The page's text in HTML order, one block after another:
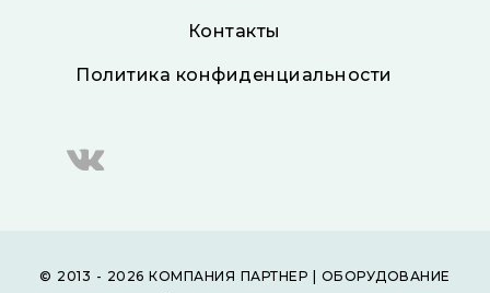
Контакты
Политика конфиденциальности
© 2013 - 2026 КОМПАНИЯ ПАРТНЕР | ОБОРУДОВАНИЕ